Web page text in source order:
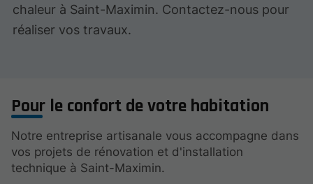
chaleur à Saint-Maximin. Contactez-nous pour
réaliser vos travaux.
Pour le confort de votre habitation
Notre entreprise artisanale vous accompagne dans
vos projets de rénovation et d'installation
technique à Saint-Maximin.